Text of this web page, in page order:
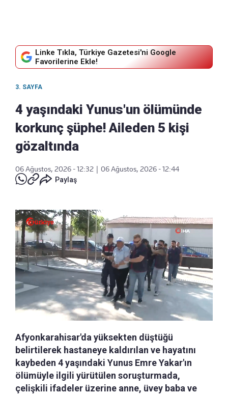
Linke Tıkla, Türkiye Gazetesi'ni Google
Favorilerine Ekle!
3. SAYFA
4 yaşındaki Yunus'un ölümünde
korkunç şüphe! Aileden 5 kişi
gözaltında
06 Ağustos, 2026 - 12:32
06 Ağustos, 2026 - 12:44
Paylaş
Afyonkarahisar'da yüksekten düştüğü
belirtilerek hastaneye kaldırılan ve hayatını
kaybeden 4 yaşındaki Yunus Emre Yakar'ın
ölümüyle ilgili yürütülen soruşturmada,
çelişkili ifadeler üzerine anne, üvey baba ve